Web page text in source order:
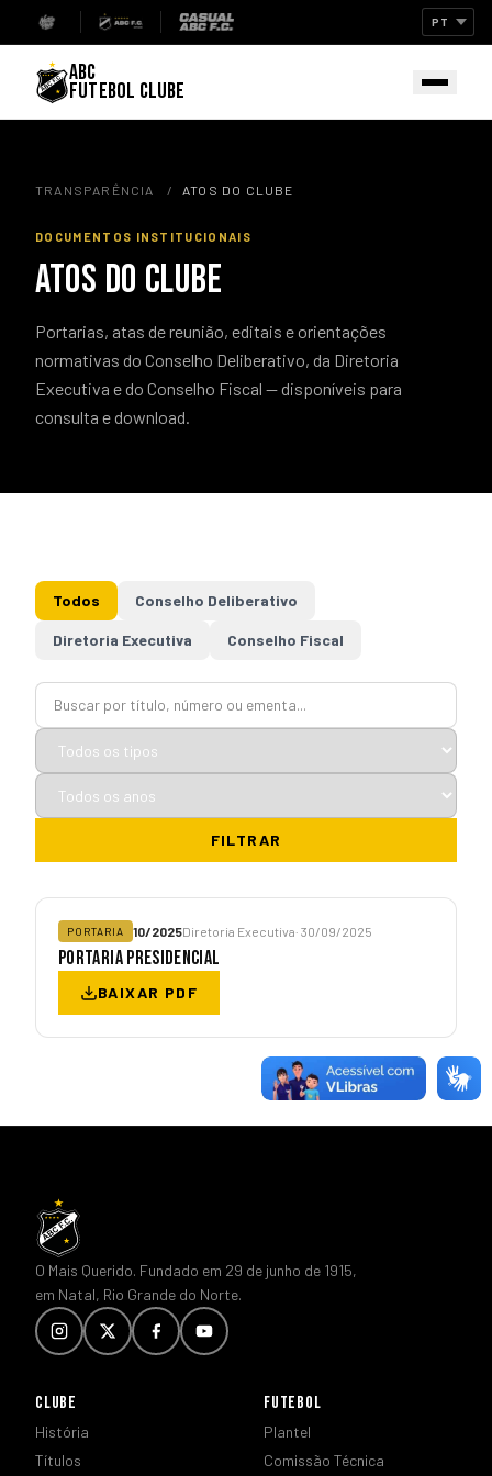
ABC
FUTEBOL CLUBE
TRANSPARÊNCIA / ATOS DO CLUBE
DOCUMENTOS INSTITUCIONAIS
ATOS DO CLUBE
Portarias, atas de reunião, editais e orientações
normativas do Conselho Deliberativo, da Diretoria
Executiva e do Conselho Fiscal — disponíveis para
consulta e download.
Todos Conselho Deliberativo
Diretoria Executiva Conselho Fiscal
FILTRAR
PORTARIA 10/2025Diretoria Executiva· 30/09/2025
PORTARIA PRESIDENCIAL
BAIXAR PDF
O Mais Querido. Fundado em 29 de junho de 1915,
em Natal, Rio Grande do Norte.
CLUBE
História
Títulos
FUTEBOL
Plantel
Comissão Técnica